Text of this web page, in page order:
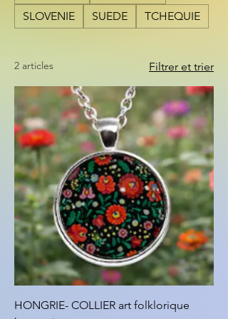
SLOVENIE
SUEDE TCHEQUIE
2 articles Filtrer et trier
HONGRIE- COLLIER art folklorique